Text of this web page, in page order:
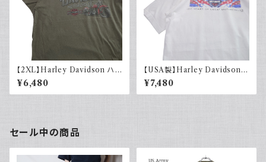
【2XL】Harley Davidson ハ
ーレーダビッドソン プリントTシ
ャツ 古着 カーキグリーン
¥6,480
【USA製】Harley Davidson
ハーレーダビッドソン プリントT
シャツ 古着 ホワイト 白 2002
年 100周年
¥7,480
セール中の商品